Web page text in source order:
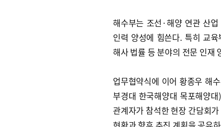
해수부는 조선·해양 연관 산
인력 양성에 힘쓴다. 특히 교
해사 법률 등 분야의 전문 인재
업무협약식에 이어 황종우 해
부경대 한국해양대 목포해양
관계자가 참석한 현장 간담회